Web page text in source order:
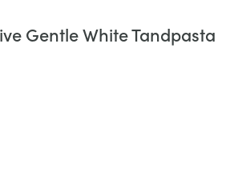
Gentle White Tandpasta